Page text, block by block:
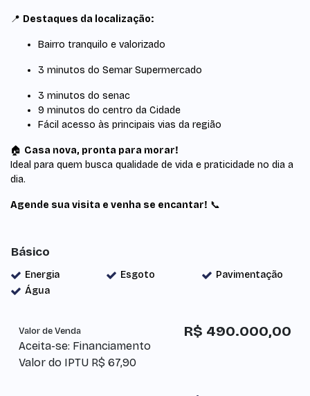
📍 Destaques da localização:
Bairro tranquilo e valorizado
3 minutos do Semar Supermercado
3 minutos do senac
9 minutos do centro da Cidade
Fácil acesso às principais vias da região
🏠 Casa nova, pronta para morar!
Ideal para quem busca qualidade de vida e praticidade no dia a
dia.
Agende sua visita e venha se encantar! 📞
Básico
Energia Esgoto
Pavimentação
Água
R$ 490.000,00
Valor de Venda
Aceita-se: Financiamento
Valor do IPTU R$ 67,90